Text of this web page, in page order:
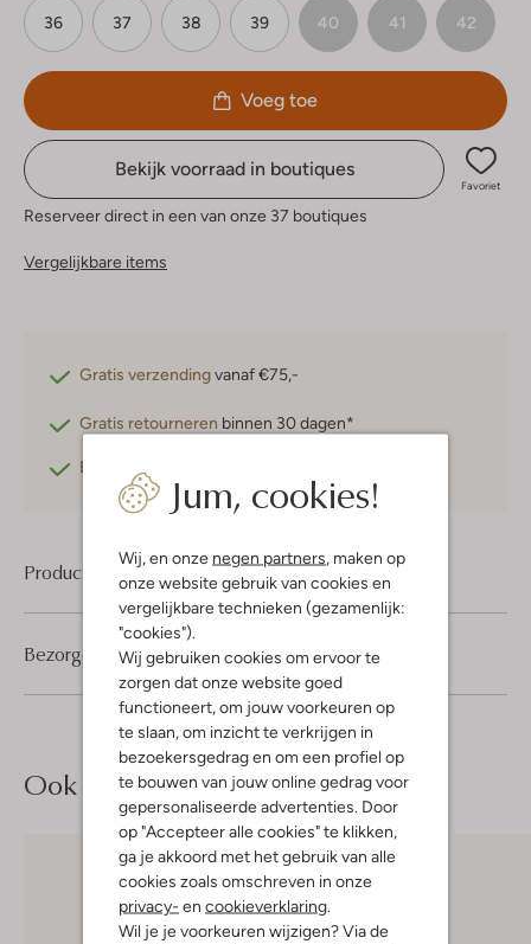
Jum, cookies!
Wij, en onze negen partners , maken op
onze website gebruik van cookies en
vergelijkbare technieken (gezamenlijk:
"cookies").
Wij gebruiken cookies om ervoor te
zorgen dat onze website goed
functioneert, om jouw voorkeuren op
te slaan, om inzicht te verkrijgen in
bezoekersgedrag en om een profiel op
te bouwen van jouw online gedrag voor
gepersonaliseerde advertenties. Door
op "Accepteer alle cookies" te klikken,
ga je akkoord met het gebruik van alle
cookies zoals omschreven in onze
privacy- en cookieverklaring
Wil je je voorkeuren wijzigen? Via de
36 37 38 39 40 41 42
Voeg toe
Bekijk voorraad in boutiques
Favoriet
Reserveer direct in een van onze 37 boutiques
Vergelijkbare items
Gratis verzendingvanaf €75,-
Gratis retourneren binnen 30 dagen*
Betaal achteraf
Product informatie
Bezorgen & retourneren
Ook iets voor jou?